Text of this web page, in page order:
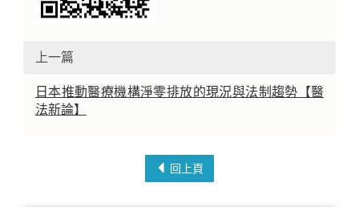
上一篇
日本推動醫療機構淨零排放的現況與法制趨勢【醫
法新論】
回上頁